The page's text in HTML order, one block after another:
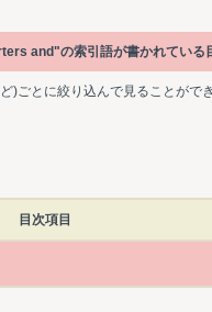
and"の索引語が書かれている
)ごとに絞り込んで見ることがで
目次項目